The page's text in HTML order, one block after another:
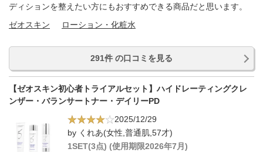
ディションを整えたい方にもおすすめできる商品だと思います。
ゼオスキン
ローション・化粧水
291件 の口コミを見る
【ゼオスキン初心者トライアルセット】ハイドレーティングクレ
ンザー・バランサートナー・デイリーPD
2025/12/29
by くれあ(女性,普通肌,57才)
1SET(3点) (使用期限2026年7月)